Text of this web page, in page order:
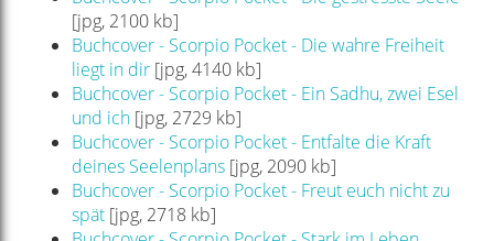
[jpg, 2100 kb]
Buchcover - Scorpio Pocket - Die wahre Freiheit
liegt in dir[jpg, 4140 kb]
Buchcover - Scorpio Pocket - Ein Sadhu, zwei Esel
und ich[jpg, 2729 kb]
Buchcover - Scorpio Pocket - Entfalte die Kraft
deines Seelenplans[jpg, 2090 kb]
Buchcover - Scorpio Pocket - Freut euch nicht zu
spät[jpg, 2718 kb]